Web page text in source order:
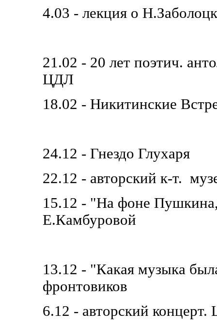
4.03 - лекция о
21.02 - 20 лет поэтич.
ЦДЛ
18.02 - Никитинские
24.12 - Гнездо Глухаря
22.12 - авторский к-т.
15.12 - "На фоне
Е.Камбуровой
13.12 - "Какая музыка
фронтовиков
6.12 - авторский